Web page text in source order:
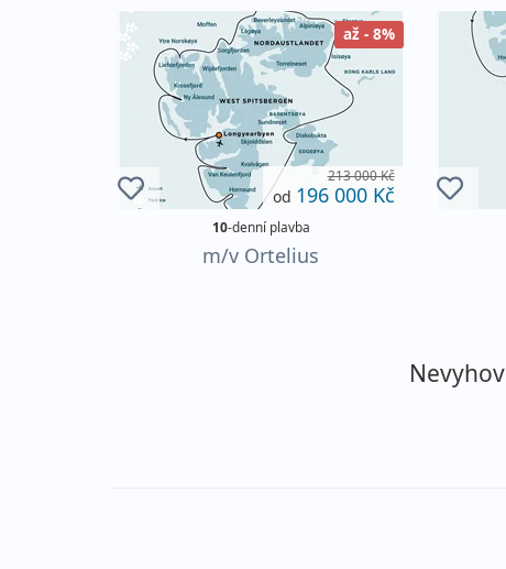
až - 8%
213 000 Kč
od 196 000 Kč
10-denní plavba
m/v Ortelius